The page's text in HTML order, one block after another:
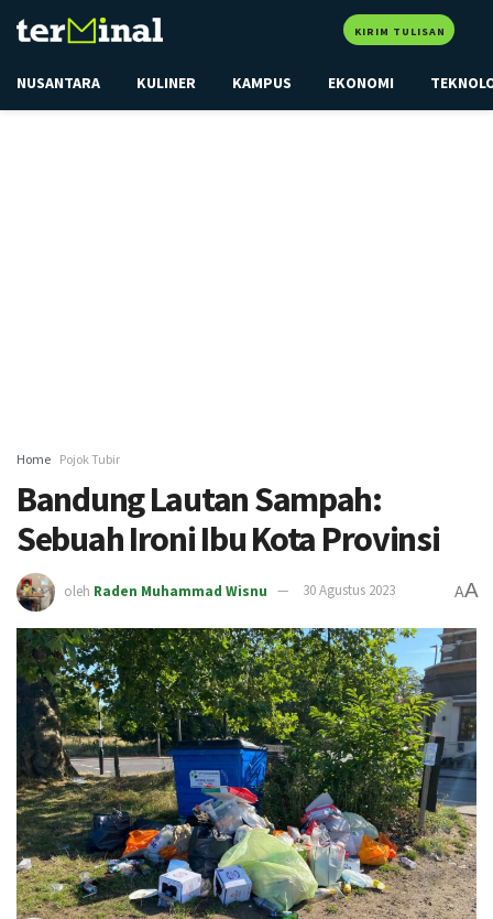
KIRIM TULISAN
NUSANTARA KULINER KAMPUS EKONOMI
Home Pojok Tubir
Bandung Lautan Sampah:
Sebuah Ironi Ibu Kota Provinsi
oleh Raden Muhammad Wisnu 30 Agustus 2023 AA